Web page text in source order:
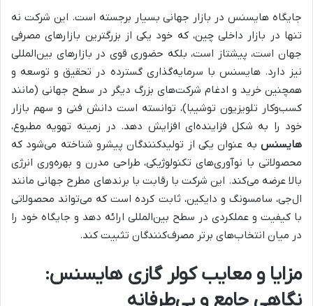
جایگاه هایسنس در بازار جهانی بسیار برجسته است. این شرکت نه
تنها در بازار داخلی چین، که خود یکی از بزرگترین بازارهای مصرفی
جهان است، پیشتاز است، بلکه حضوری قوی در بازارهای بین‌المللی
نیز دارد. هایسنس با سرمایه‌گذاری گسترده در تحقیق و توسعه و
همچنین خرید و ادغام شرکت‌های بزرگ دیگر در سطح جهانی (مانند
کسب‌وکار تلویزیون توشیبا)، توانسته است دانش فنی و سهم بازار
خود را به شکل فزاینده‌ای افزایش دهد. در زمینه تهویه مطبوع،
هایسنس به عنوان یکی از تولیدکنندگان پیشرو شناخته می‌شود که
محصولاتی با نوآوری‌های تکنولوژیکی، طراحی مدرن و بهره‌وری انرژی
بالا عرضه می‌کند. این شرکت با رقابت با برندهای مطرح جهانی مانند
ال‌جی، سامسونگ و دایکین، ثابت کرده است که می‌تواند محصولاتی
با کیفیت و عملکردی در سطح بین‌المللی ارائه دهد و جایگاه خود را
در میان انتخاب‌های برتر مصرف‌کنندگان تثبیت کند.
مزایا و معایب کولر گازی هایسنس:
نگاهی جامع و بی‌طرفانه